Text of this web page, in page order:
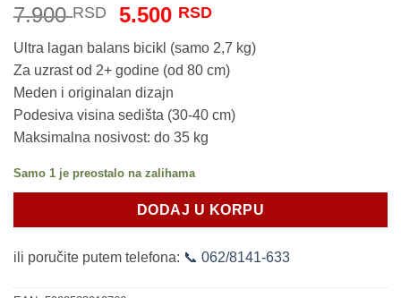
od 5 na
osnovu
ocene
kupca
7.900RSD
Originalna
je
bila:
7.900 RSD.
5.500 RSDTrenutna
je:
5.500 RSD.
Ultra lagan balans bicikl (samo 2,7 kg)
Za uzrast od 2+ godine (od 80 cm)
Meden i originalan dizajn
Podesiva visina sedišta (30-40 cm)
Maksimalna nosivost: do 35 kg
Samo 1 je preostalo na zalihama
DODAJ U KORPU
ili poručite putem telefona: 📞 062/8141-633